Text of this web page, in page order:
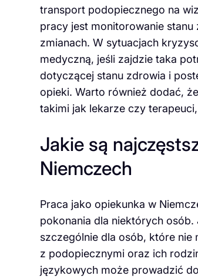
transport podopiecznego na
pracy jest monitorowanie
zmianach. W sytuacjach
medyczną, jeśli zajdzie taka
dotyczącej stanu zdrowia i
opieki. Warto również dodać,
takimi jak lekarze czy
Jakie są
Niemczech
Praca jako opiekunka w
pokonania dla niektórych
szczególnie dla osób, które nie
z podopiecznymi oraz ich
językowych może prowadzić